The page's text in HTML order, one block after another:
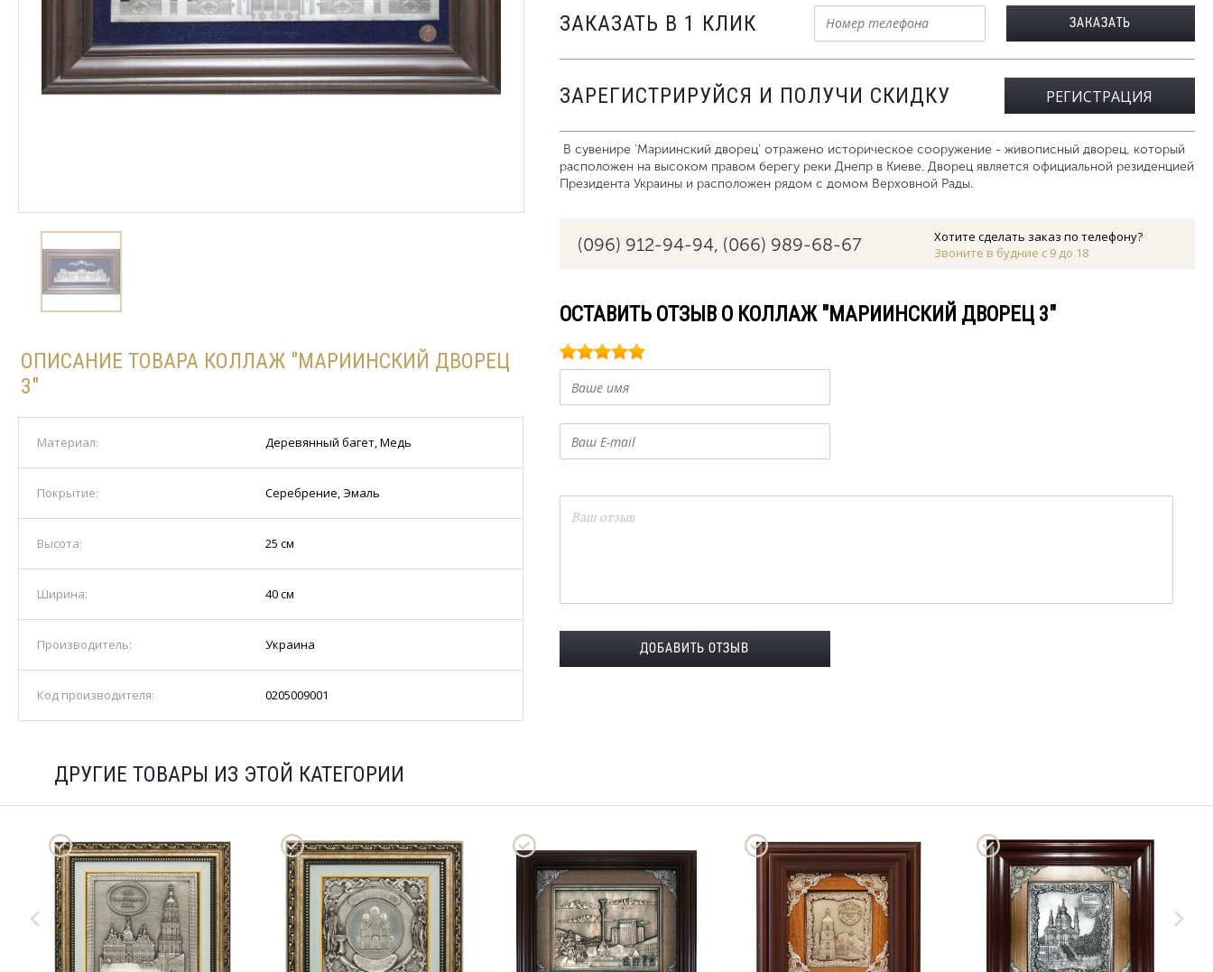
ОПИСАНИЕ ТОВАРА КОЛЛАЖ "МАРИИНСКИЙ ДВОРЕЦ
3"
Материал: Деревянный багет, Медь
Покрытие: Серебрение, Эмаль
Высота: 25 см
Ширина: 40 см
Производитель: Украина
Код производителя: 0205009001
ЗАКАЗАТЬ В 1 КЛИК
ЗАРЕГИСТРИРУЙСЯ И ПОЛУЧИ СКИДКУ РЕГИСТРАЦИЯ
В сувенире 'Мариинский дворец' отражено историческое сооружение - живописный дворец, который
расположен на высоком правом берегу реки Днепр в Киеве. Дворец является официальной резиденцией
Президента Украины и расположен рядом с домом Верховной Рады.
(096) 912-94-94, (066) 989-68-67
Хотите сделать заказ по телефону?
Звоните в будние с 9 до 18
ОСТАВИТЬ ОТЗЫВ О КОЛЛАЖ "МАРИИНСКИЙ ДВОРЕЦ 3"
ДРУГИЕ ТОВАРЫ ИЗ ЭТОЙ КАТЕГОРИИ